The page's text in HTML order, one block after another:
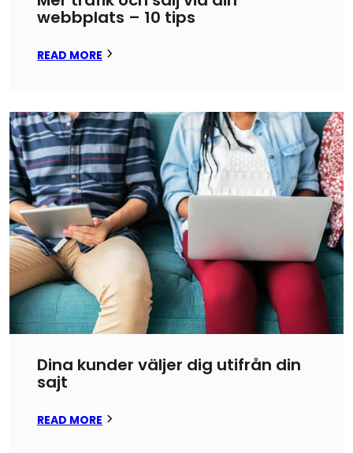
webbplats – 10 tips
READ MORE
Dina kunder väljer dig utifrån din
sajt
READ MORE